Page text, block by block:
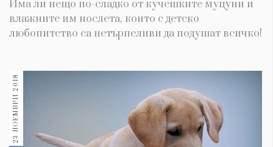
Има ли нещо по-сладко от кучешките муцуни и
влажните им нослета, които с детско
любопитство са нетърпеливи да подушат всичко!
23 НОЕМВРИ 2018